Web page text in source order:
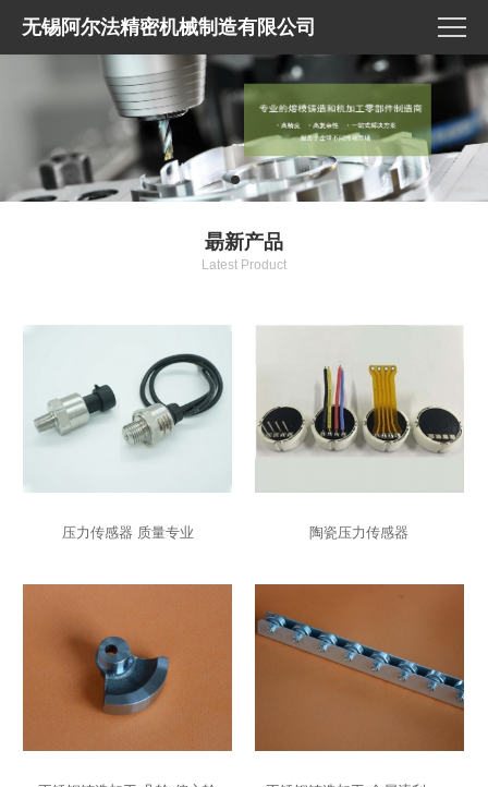
无锡阿尔法精密机械制造有限公司
朂新产品
Latest Product
压力传感器 质量专业 陶瓷压力传感器